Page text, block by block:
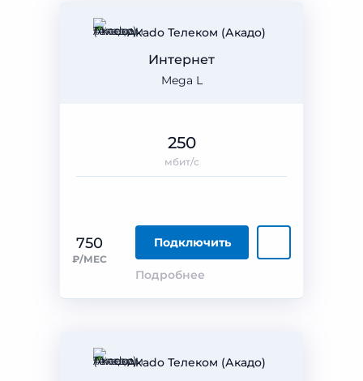
Akado Телеком (Акадо)
Mega L
Интернет
750
₽/МЕС
Подключить
Подробнее
250
мбит/с
Akado Телеком (Акадо)